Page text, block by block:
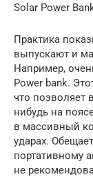
Solar Power
Практика
выпускают и
Например,
Power bank.
что позволяет
нибудь на
в массивный
ударах.
портативному
не